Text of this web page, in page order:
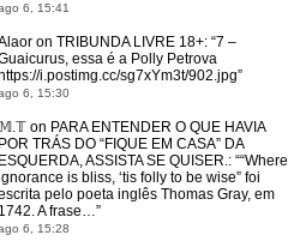
6, 15:41
on TRIBUNDA LIVRE 18+: “7 –
essa é a Polly Petrova
https://i.postimg.cc/sg7xYm3t/902.jpg”
6, 15:30
𝕄.𝕋 on PARA ENTENDER O QUE HAVIA
POR TRÁS DO “FIQUE EM CASA” DA
ESQUERDA, ASSISTA SE QUISER.: ““Where
is bliss, ‘tis folly to be wise” foi
pelo poeta inglês Thomas Gray, em
1742. A frase…”
6, 15:28